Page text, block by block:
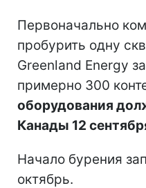
Первоначально
пробурить одну
Greenland Energy
примерно 300
оборудования
Канады 12
Начало бурения
октябрь.